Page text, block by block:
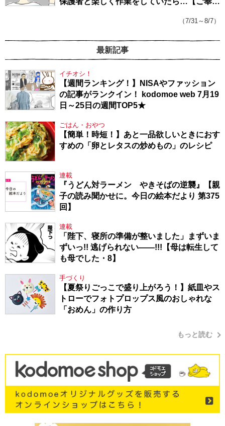
（7/31～8/7）
最新記事
イチオシ！
【週間ランキング！】NISAやファッション
の記事がランクイン！ kodomoe web 7月19
日～25日の週間TOP5★
ごはん・おやつ
【簡単！時短！】あと一品欲しいときにおす
すめの「卵とレタスの炒めもの」のレシピ
連載
『うどん対ラーメン やきそばの逆襲』【親
子の読み聞かせに。今日の絵本だより 第375
回】
連載
「陛下、寝所の準備が整いました」まずいま
ずいっ!! 逃げられない――!!!【母は転生して
も母でした・8】
手づくり
【夏祭りごっこで盛り上がろう！】紙皿やス
トローでフォトプロップス風のおしゃれな
「おめん」の作り方
もっと読む